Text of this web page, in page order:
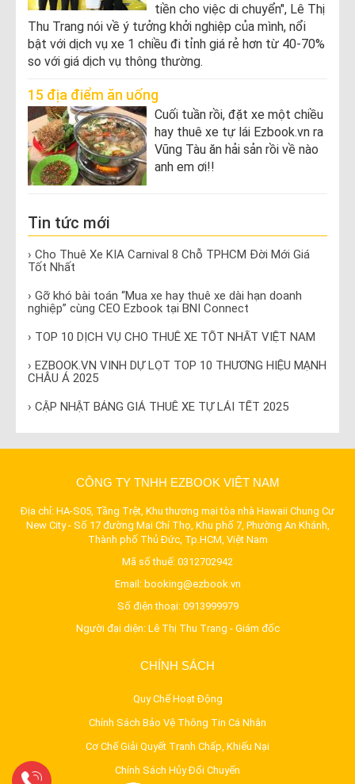
tiền cho việc di chuyển", Lê Thị
Thu Trang nói về ý tưởng khởi nghiệp của mình, nổi
bật với dịch vụ xe 1 chiều đi tỉnh giá rẻ hơn từ 40-70%
so với giá dịch vụ thông thường.
15 địa điểm ăn uống
Cuối tuần rồi, đặt xe một chiều
hay thuê xe tự lái Ezbook.vn ra
Vũng Tàu ăn hải sản rồi về nào
anh em ơi!!
Tin tức mới
› Cho Thuê Xe KIA Carnival 8 Chỗ TPHCM Đời Mới Giá
Tốt Nhất
› Gỡ khó bài toán “Mua xe hay thuê xe dài hạn doanh
nghiệp” cùng CEO Ezbook tại BNI Connect
› TOP 10 DỊCH VỤ CHO THUÊ XE TỐT NHẤT VIỆT NAM
› EZBOOK.VN VINH DỰ LỌT TOP 10 THƯƠNG HIỆU MẠNH
CHÂU Á 2025
› CẬP NHẬT BẢNG GIÁ THUÊ XE TỰ LÁI TẾT 2025
CÔNG TY TNHH EZBOOK VIỆT NAM
Địa chỉ: HA-S05, Tầng Trệt, Khu thương mại tòa nhà Hawaii Chung Cư
New City - Số 17 đường Mai Chí Thọ, Khu phố 7, Phường An Khánh,
Thành phố Thủ Đức, Tp.HCM, Việt Nam
Mã số thuế: 0312702942
Email: booking@ezbook.vn
Số điện thoại: 0913999979
Người đại diện: Lê Thị Thu Trang - Giám đốc
CHÍNH SÁCH
Quy Chế Hoạt Động
Chính Sách Bảo Vệ Thông Tin Cá Nhân
Cơ Chế Giải Quyết Tranh Chấp, Khiếu Nại
Chính Sách Hủy Đổi Chuyến